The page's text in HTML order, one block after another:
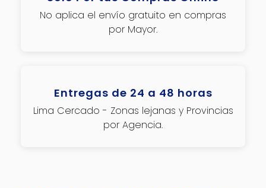
No aplica el envío gratuito en compras
por Mayor.
Entregas de 24 a 48 horas
Lima Cercado - Zonas lejanas y Provincias
por Agencia.